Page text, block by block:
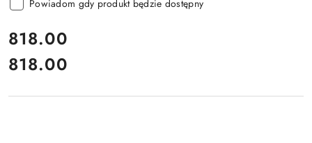
Powiadom gdy produkt będzie dostępny
cena:
818.00
Cena:
818.00